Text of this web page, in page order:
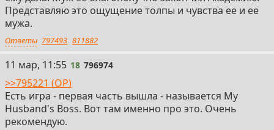
Представляю это ощущение толпы и чувства ее и ее
мужа.
Ответы 797493 811882
18
11 мар, 11:55 18 796974
>>795221 (OP)
Есть игра - первая часть вышла - называется My
Husband's Boss. Вот там именно про это. Очень
рекомендую.